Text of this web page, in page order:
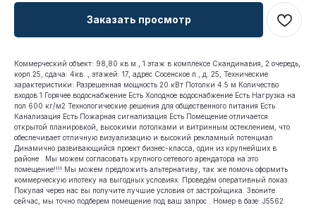
Заказать просмотр
Коммерческий объект: 98,80 кв.м., 1 этаж в комплексе Скандинавия, 2 очередь,
корп.25, сдача: 4кв. , этажей: 17, адрес Сосенское п., д. 25, Технические
характеристики: Разрешенная мощность 20 кВт Потолки 4.5 м Количество
входов 1 Горячее водоснабжение Есть Холодное водоснабжение Есть Нагрузка на
пол 600 кг/м2 Технологические решения для общественного питания Есть
Канализация Есть Пожарная сигнализация Есть Помещение отличается
открытой планировкой, высокими потолками и витринным остеклением, что
обеспечивает отличную визуализацию и высокий рекламный потенциал
Динамично развивающийся проект бизнес-класса, один из крупнейших в
районе . Мы можем согласовать крупного сетевого арендатора на это
помещение!!!! Мы можем предложить альтернативу, так же помочь оформить
коммерческую ипотеку на выгодных условиях. Проведём оперативный показ.
Покупая через нас вы получите лучшие условия от застройщика. Звоните
сейчас, мы точно подберем помещение под ваш запрос . Номер в базе: J5562